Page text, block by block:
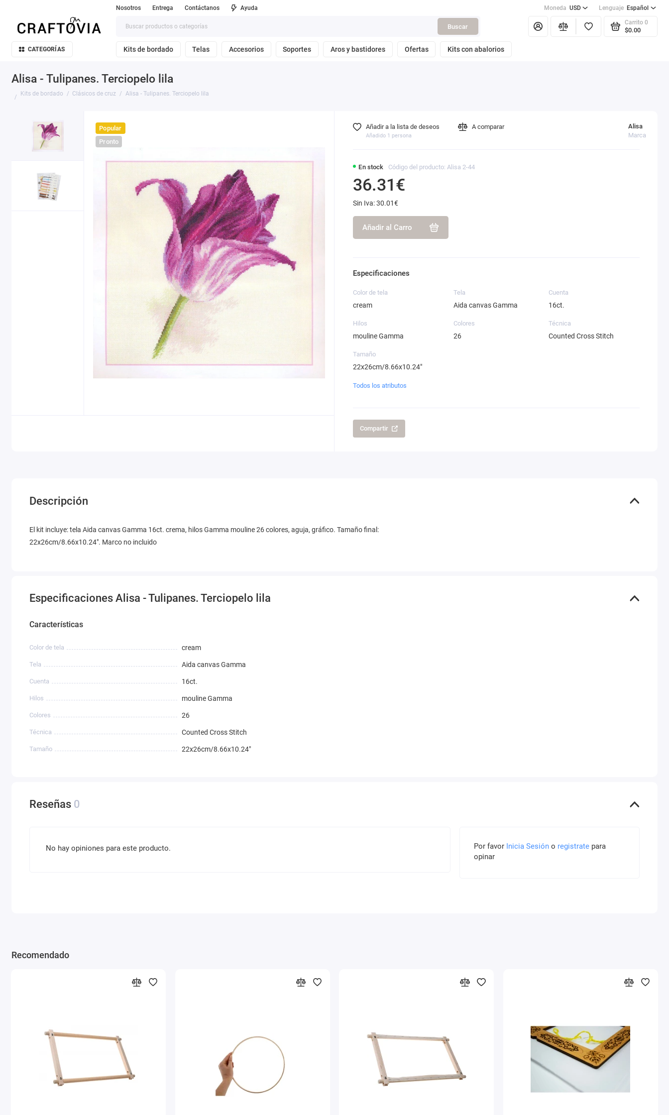
Nosotros Entrega Contáctanos Ayuda Moneda USD Lenguaje Español
Buscar
Carrito 0
$0.00
CATEGORÍAS Kits de bordado Telas Accesorios Soportes Aros y bastidores Ofertas Kits con abalorios
Alisa - Tulipanes. Terciopelo lila
Kits de bordado Clásicos de cruz Alisa - Tulipanes. Terciopelo lila
Popular
Pronto
En stock Código del producto: Alisa 2-44
Alisa
Marca
36.31€
Sin Iva: 30.01€
Añadir al Carro
Añadir a la lista de deseos
Añadido 1 persona
A comparar
Especificaciones
Color de tela
cream
Tela
Aida canvas Gamma
Cuenta
16ct.
Hilos
mouline Gamma
Colores
26
Técnica
Counted Cross Stitch
Tamaño
22x26cm/8.66x10.24"
Todos los atributos
Compartir
Descripción
El kit incluye: tela Aida canvas Gamma 16ct. crema, hilos Gamma mouline 26 colores, aguja, gráfico. Tamaño final:
22x26cm/8.66x10.24". Marco no incluido
Especificaciones Alisa - Tulipanes. Terciopelo lila
Características
Color de tela cream
Tela Aida canvas Gamma
Cuenta 16ct.
Hilos mouline Gamma
Colores 26
Técnica Counted Cross Stitch
Tamaño 22x26cm/8.66x10.24"
Reseñas 0
No hay opiniones para este producto. Por favor Inicia Sesióno registratepara
opinar
Recomendado